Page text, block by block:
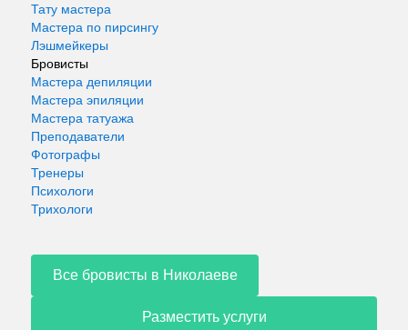
Тату мастера
Мастера по пирсингу
Лэшмейкеры
Бровисты
Мастера депиляции
Мастера эпиляции
Мастера татуажа
Преподаватели
Фотографы
Тренеры
Психологи
Трихологи
Все бровисты в Николаеве
Разместить услуги